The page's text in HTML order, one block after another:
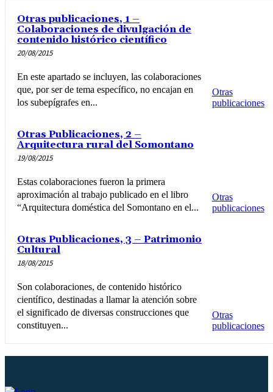
Otras
publicaciones
Otras publicaciones, 1 –
Colaboraciones de divulgación de
contenido histórico científico
20/08/2015
En este apartado se incluyen, las colaboraciones
que, por ser de tema específico, no encajan en
los subepígrafes en...
Otras
publicaciones
Otras Publicaciones, 2 –
Arquitectura rural del Somontano
19/08/2015
Estas colaboraciones fueron la primera
aproximación al trabajo publicado en el libro
“Arquitectura doméstica del Somontano en el...
Otras
publicaciones
Otras Publicaciones, 3 – Patrimonio
Cultural
18/08/2015
Son colaboraciones, de contenido histórico
científico, destinadas a llamar la atención sobre
el significado de diversas construcciones que
constituyen...